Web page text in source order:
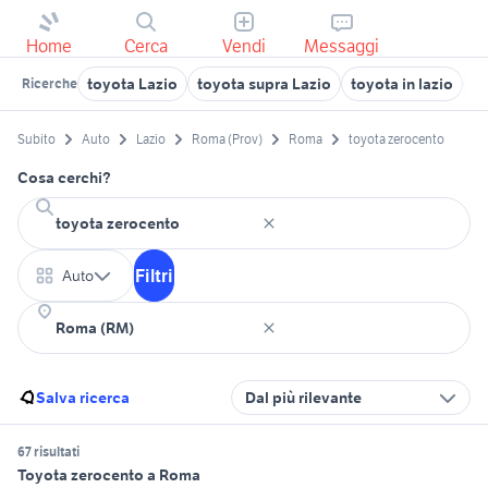
Home Cerca Vendi Messaggi
Ricerche toyota Lazio toyota supra Lazio toyota in lazio
Subito Auto Lazio Roma (Prov) Roma toyota zerocento
Cosa cerchi?
Auto Filtri
Salva ricerca Dal più rilevante
67 risultati
Toyota zerocento a Roma